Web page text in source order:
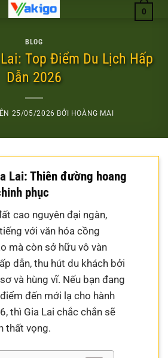
0
BLOG
Top Điểm Du Lịch Hấp
Dẫn 2026
25/05/2026 BỞI HOÀNG MAI
Lai: Thiên đường hoang
phục
cao nguyên đại ngàn,
với văn hóa cồng
mà còn sở hữu vô vàn
dẫn, thu hút du khách bởi
và hùng vĩ. Nếu bạn đang
đến mới lạ cho hành
thì Gia Lai chắc chắn sẽ
thất vọng.